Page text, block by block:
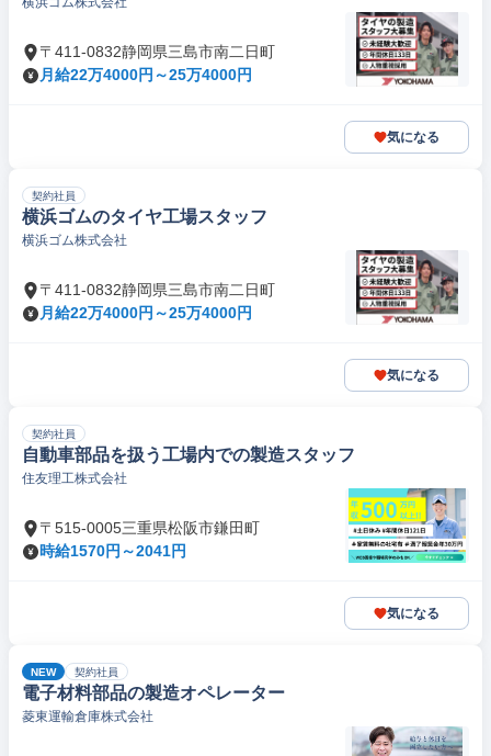
〒411-0832静岡県三島市南二日町
月給22万4000円～25万4000円
気になる
契約社員
横浜ゴムのタイヤ工場スタッフ
横浜ゴム株式会社
〒411-0832静岡県三島市南二日町
月給22万4000円～25万4000円
気になる
契約社員
自動車部品を扱う工場内での製造スタッフ
住友理工株式会社
〒515-0005三重県松阪市鎌田町
時給1570円～2041円
気になる
NEW 契約社員
電子材料部品の製造オペレーター
菱東運輸倉庫株式会社